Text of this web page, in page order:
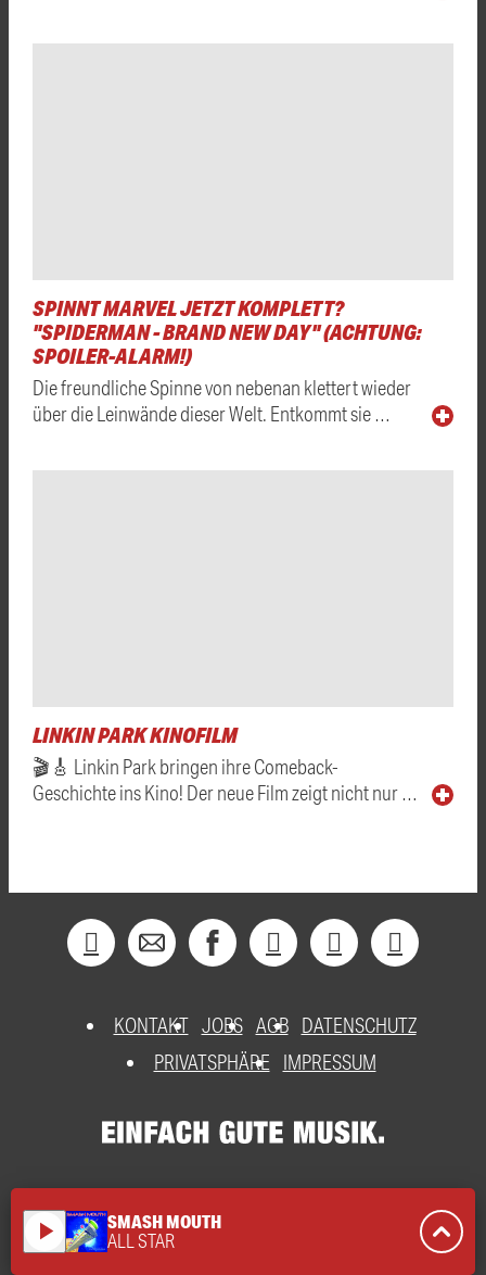
SPINNT MARVEL JETZT KOMPLETT?
"SPIDERMAN - BRAND NEW DAY" (ACHTUNG:
SPOILER-ALARM!)
Die freundliche Spinne von nebenan klettert wieder
über die Leinwände dieser Welt. Entkommt sie …
LINKIN PARK KINOFILM
🎬🎸 Linkin Park bringen ihre Comeback-
Geschichte ins Kino! Der neue Film zeigt nicht nur …
KONTAKT JOBS AGB DATENSCHUTZ
PRIVATSPHÄRE
IMPRESSUM
play_arrow SMASH MOUTH
ALL STAR